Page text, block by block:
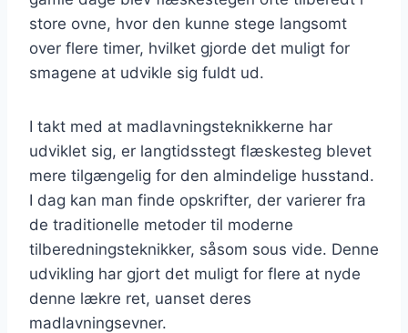
store ovne, hvor den kunne stege langsomt
over flere timer, hvilket gjorde det muligt for
smagene at udvikle sig fuldt ud.
I takt med at madlavningsteknikkerne har
udviklet sig, er langtidsstegt flæskesteg blevet
mere tilgængelig for den almindelige husstand.
I dag kan man finde opskrifter, der varierer fra
de traditionelle metoder til moderne
tilberedningsteknikker, såsom sous vide. Denne
udvikling har gjort det muligt for flere at nyde
denne lækre ret, uanset deres
madlavningsevner.